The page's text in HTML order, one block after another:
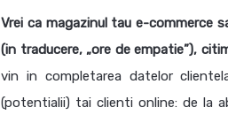
Vrei ca magazinul tau e-commerce
(in traducere, „ore de empatie”),
vin in completarea datelor
(potentialii) tai clienti online: de la